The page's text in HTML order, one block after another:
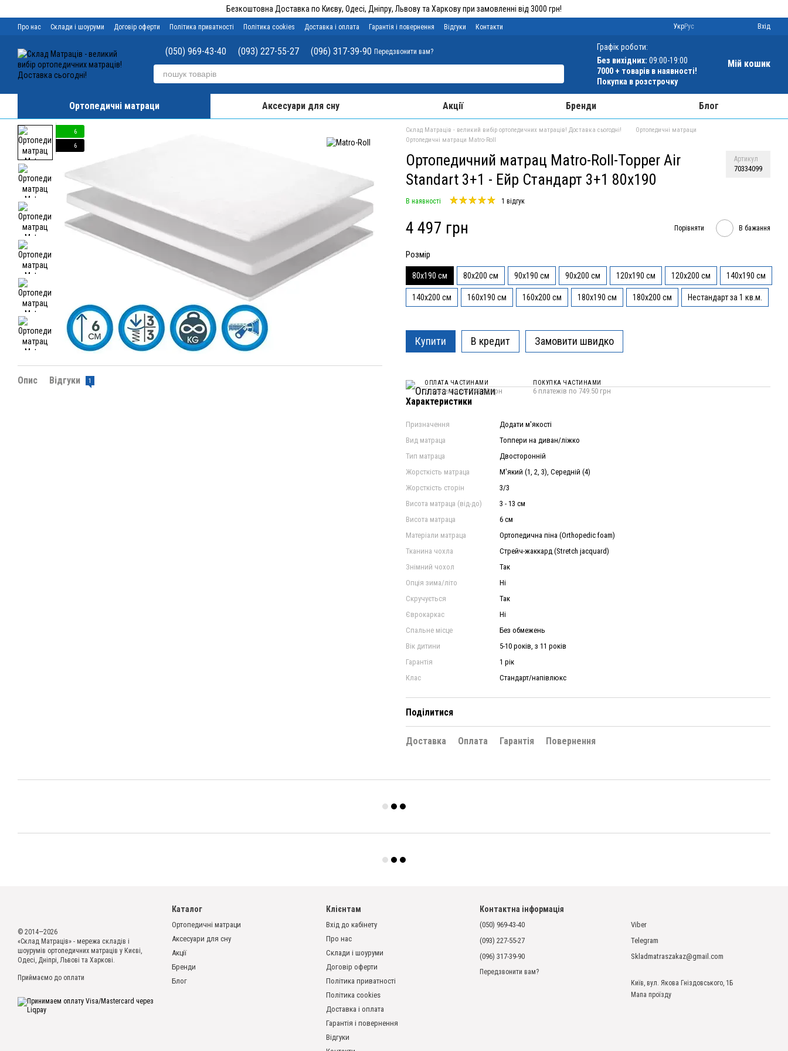
Безкоштовна Доставка по Києву, Одесі, Дніпру, Львову та Харкову при замовленні від 3000 грн!
Про нас Склади і шоуруми Договір оферти Політика приватності Політика cookies Доставка і оплата Гарантія і повернення Відгуки Контакти УкрРус Вхід
(050) 969-43-40 (093) 227-55-27 (096) 317-39-90 Передзвонити вам?
Графік роботи:
Без вихідних: 09:00-19:00
7000 + товарів в наявності!
Покупка в розстрочку
Мій кошик
Ортопедичні матраци Аксесуари для сну Акції Бренди Блог
6
6
Опис Відгуки 1
Склад Матраців - великий вибір ортопедичних матраців! Доставка сьогодні!
Ортопедичні матраци
Ортопедичні матраци Matro-Roll
Ортопедичний матрац Matro-Roll-Topper Air
Standart 3+1 - Ейр Стандарт 3+1 80x190
Артикул
70334099
В наявності 1 відгук
4 497 грн Порівняти В бажання
Розмір
80x190 см 80x200 см 90x190 см 90x200 см 120x190 см 120x200 см 140x190 см
140x200 см 160x190 см 160x200 см 180x190 см 180x200 см Нестандарт за 1 кв.м.
Купити В кредит Замовити швидко
ОПЛАТА ЧАСТИНАМИ
6 платежів по 749.50 грн
ПОКУПКА ЧАСТИНАМИ
6 платежів по 749.50 грн
Характеристики
Призначення
Додати м'якості
Вид матраца
Топпери на диван/ліжко
Тип матраца
Двосторонній
Жорсткість матраца
М'який (1, 2, 3), Середній (4)
Жорсткість сторін
3/3
Висота матраца (від-до)
3 - 13 см
Висота матраца
6 см
Матеріали матраца
Ортопедична піна (Orthopedic foam)
Тканина чохла
Стрейч-жаккард (Stretch jacquard)
Знімний чохол
Так
Опція зима/літо
Ні
Скручується
Так
Єврокаркас
Ні
Спальне місце
Без обмежень
Вік дитини
5-10 років, з 11 років
Гарантія
1 рік
Клас
Стандарт/напівлюкс
Поділитися
Доставка Оплата Гарантія Повернення
© 2014—2026
«Склад Матраців» - мережа складів і
шоурумів ортопедичних матраців у Києві,
Одесі, Дніпрі, Львові та Харкові.
Приймаємо до оплати
Каталог
Ортопедичні матраци
Аксесуари для сну
Акції
Бренди
Блог
Клієнтам
Вхід до кабінету
Про нас
Склади і шоуруми
Договір оферти
Політика приватності
Політика cookies
Доставка і оплата
Гарантія і повернення
Відгуки
Контактна інформація
(050) 969-43-40
(093) 227-55-27
(096) 317-39-90
Передзвонити вам?
Viber
Telegram
Skladmatraszakaz@gmail.com
Київ, вул. Якова Гніздовського, 1Б
Мапа проїзду